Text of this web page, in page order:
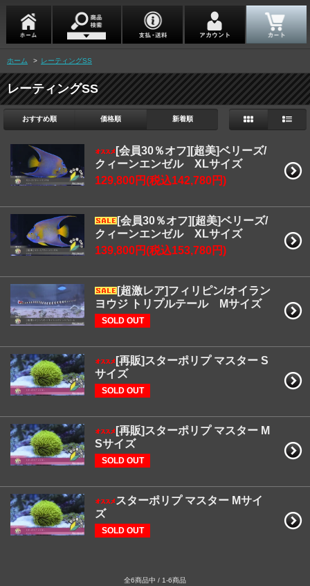
ホーム > レーティングSS
レーティングSS
おすすめ順 価格順 新着順
[会員30％オフ][超美]ベリーズ/
クィーンエンゼル XLサイズ
129,800円(税込142,780円)
[会員30％オフ][超美]ベリーズ/
クィーンエンゼル XLサイズ
139,800円(税込153,780円)
[超激レア]フィリピン/オイラン
ヨウジ トリプルテール Mサイズ
SOLD OUT
[再販]スターポリプ マスター S
サイズ
SOLD OUT
[再販]スターポリプ マスター M
Sサイズ
SOLD OUT
スターポリプ マスター Mサイ
ズ
SOLD OUT
全6商品中 / 1-6商品